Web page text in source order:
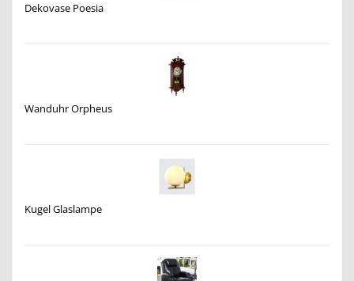
Dekovase Poesia
Wanduhr Orpheus
Kugel Glaslampe